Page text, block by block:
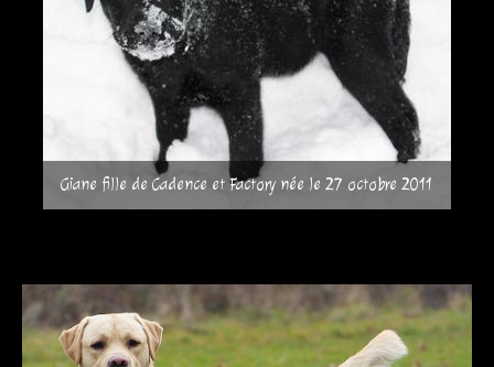
Giane fille de Cadence et Factory née le 27 octobre 2011